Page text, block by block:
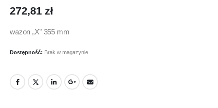
272,81 zł
wazon „X” 355 mm
Dostępność: Brak w magazynie